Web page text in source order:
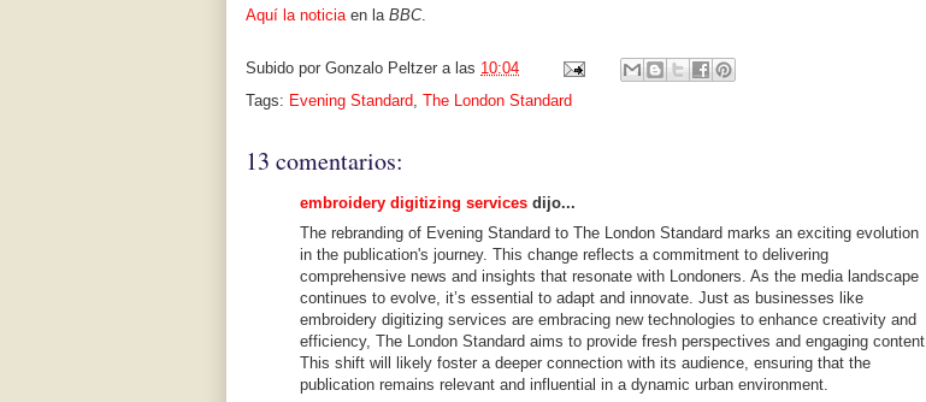
Aquí la noticiaen la BBC.
Subido por Gonzalo Peltzer a las 10:04
Tags: Evening Standard, The London Standard
13 comentarios:
embroidery digitizing services dijo...
The rebranding of Evening Standard to The London Standard marks an exciting evolution
in the publication's journey. This change reflects a commitment to delivering
comprehensive news and insights that resonate with Londoners. As the media landscape
continues to evolve, it’s essential to adapt and innovate. Just as businesses like
embroidery digitizing services are embracing new technologies to enhance creativity and
efficiency, The London Standard aims to provide fresh perspectives and engaging content.
This shift will likely foster a deeper connection with its audience, ensuring that the
publication remains relevant and influential in a dynamic urban environment.